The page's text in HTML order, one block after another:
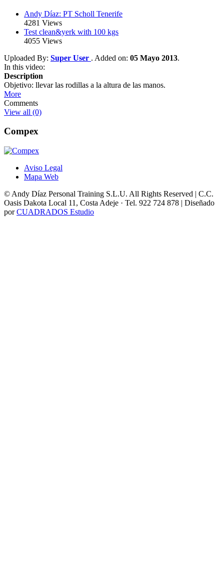
Andy Díaz: PT Scholl Tenerife
4281 Views
Test clean&yerk with 100 kgs
4055 Views
Uploaded By: Super User . Added on: 05 Mayo 2013.
In this video:
Description
Objetivo: llevar las rodillas a la altura de las manos.
More
Comments
View all (0)
Compex
Aviso Legal
Mapa Web
© Andy Díaz Personal Training S.L.U. All Rights Reserved | C.C.
Oasis Dakota Local 11, Costa Adeje · Tel. 922 724 878 | Diseñado
porCUADRADOS Estudio